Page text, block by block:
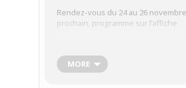
Rendez-vous du 24 au 26 novembre
prochain, programme sur l’affiche
MORE